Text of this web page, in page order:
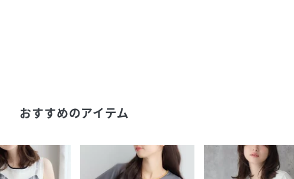
おすすめのアイテム